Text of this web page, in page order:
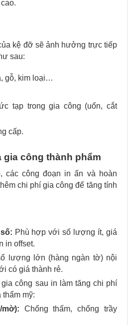
kệ đỡ sẽ ảnh hưởng trực tiếp
sau:
gỗ, kim loại…
tạp trong gia công (uốn, cắt
cấp.
gia công thành phẩm
các công đoạn in ấn và hoàn
chi phí gia công để tăng tính
Phù hợp với số lượng ít, giá
in offset.
lượng lớn (hàng ngàn tờ) nội
có giá thành rẻ.
công sau in làm tăng chi phí
thẩm mỹ:
Chống thấm, chống trầy